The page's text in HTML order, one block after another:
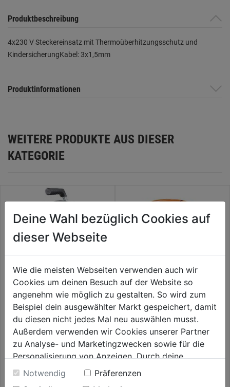
Produktbeschreibung
4x230 V Steckereinsatz mit Thermoüberhitzungsschutz und
KindersicherungKabel: 3x1,5mm
Produktinformationen
WEITERE PRODUKTE AUS DIESER
KATEGORIE
Kabeltrommel-Kunststoff leer
für 50m Kabel 4-fach
schwarz/b
0.0 (0)
von
Sternen.
29,99€
Verlängerungskabel 20m
3x1,5mm 230 V orange
0.0 (0)
Sternen.
29,99€
Deine Wahl bezüglich Cookies auf
dieser Webseite
Wie die meisten Webseiten verwenden auch wir
Cookies um deinen Besuch auf der Website so
angenehm wie möglich zu gestalten. So wird zum
Beispiel dein ausgewählter Markt gespeichert, damit
du diesen nicht jedes Mal neu auswählen musst.
Außerdem verwenden wir Cookies unserer Partner
zu Analyse- und Marketingzwecken sowie für die
Personalisierung von Anzeigen. Durch deine
Einwilligung werden die Daten von Drittanbieter,
unter anderem auch in den USA, verarbeitet.
Notwendig
Präferenzen